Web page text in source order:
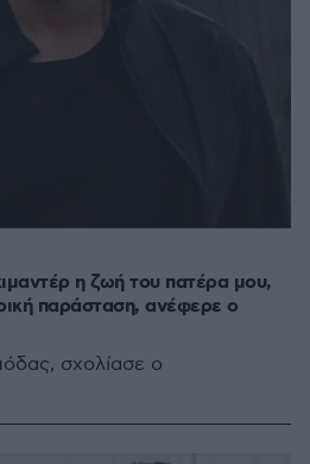
η ζωή του πατέρα μου,
παράσταση, ανέφερε ο
σχολίασε ο